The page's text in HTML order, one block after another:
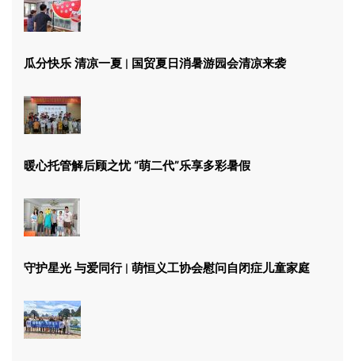
瓜分快乐 清凉一夏 | 国贸夏日消暑游园会清凉来袭
暖心托管解后顾之忧 “萌二代”乐享多彩暑假
守护星光 与爱同行 | 萌恒义工协会慰问自闭症儿童家庭